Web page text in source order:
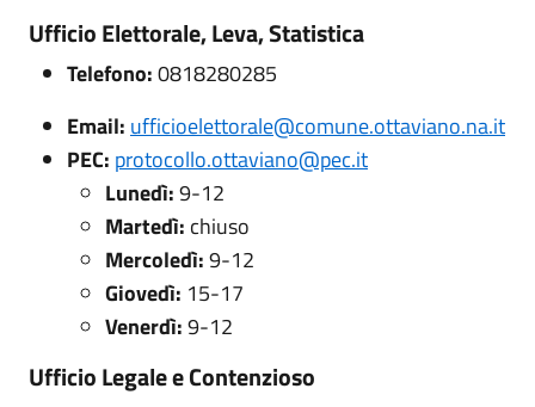
Ufficio Elettorale, Leva, Statistica
Telefono:0818280285
Email: ufficioelettorale@comune.ottaviano.na.it
PEC: protocollo.ottaviano@pec.it
Lunedì:9-12
Martedì: chiuso
Mercoledì:9-12
Giovedì: 15-17
Venerdì:9-12
Ufficio Legale e Contenzioso